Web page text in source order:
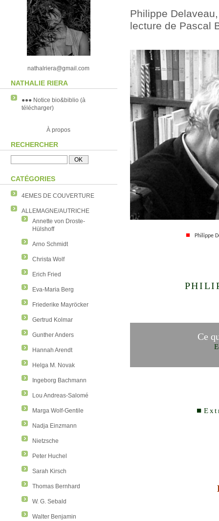
nathalriera@gmail.com
NATHALIE RIERA
●●● Notice bio&biblio (à
télécharger)
À propos
RECHERCHER
CATÉGORIES
4EMES DE COUVERTURE
ALLEMAGNE/AUTRICHE
Annette von Droste-
Hülshoff
Arno Schmidt
Christa Wolf
Erich Fried
Eva-Maria Berg
Friederike Mayröcker
Gertrud Kolmar
Gunther Anders
Hannah Arendt
Helga M. Novak
Ingeborg Bachmann
Lou Andreas-Salomé
Marga Wolf-Gentile
Nadja Einzmann
Nietzsche
Peter Huchel
Sarah Kirsch
Thomas Bernhard
W. G. Sebald
Walter Benjamin
Philippe
lecture de Pascal
■Philippe
Ce
■